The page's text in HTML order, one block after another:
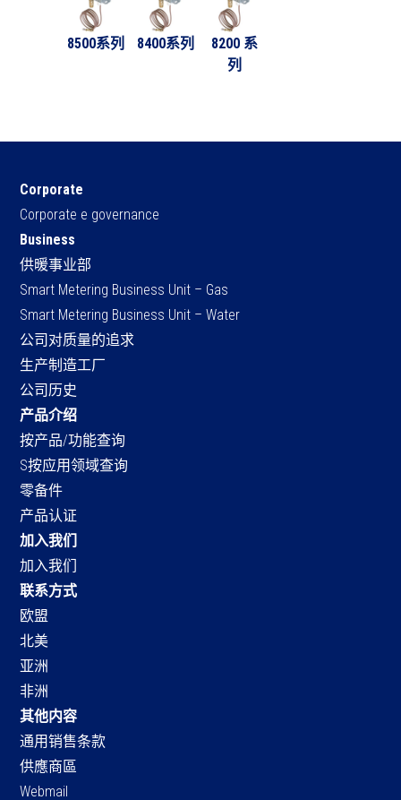
8500系列 8400系列
8200 系
列
Corporate
Corporate e governance
Business
供暖事业部
Smart Metering Business Unit – Gas
Smart Metering Business Unit – Water
公司对质量的追求
生产制造工厂
公司历史
产品介绍
按产品/功能查询
S按应用领域查询
零备件
产品认证
加入我们
加入我们
联系方式
欧盟
北美
亚洲
非洲
其他内容
通用销售条款
供應商區
Webmail